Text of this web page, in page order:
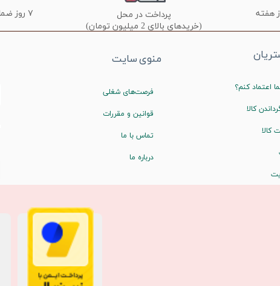
پرداخت در محل
(خریدهای بالای 2 میلیون تومان)
۷ روز ضمانت تعویض
اعتماد کنم؟
کالا
کالا
منوی سایت
فرصت‌های شغلی
قوانین و مقررات
تماس با ما
درباره ما